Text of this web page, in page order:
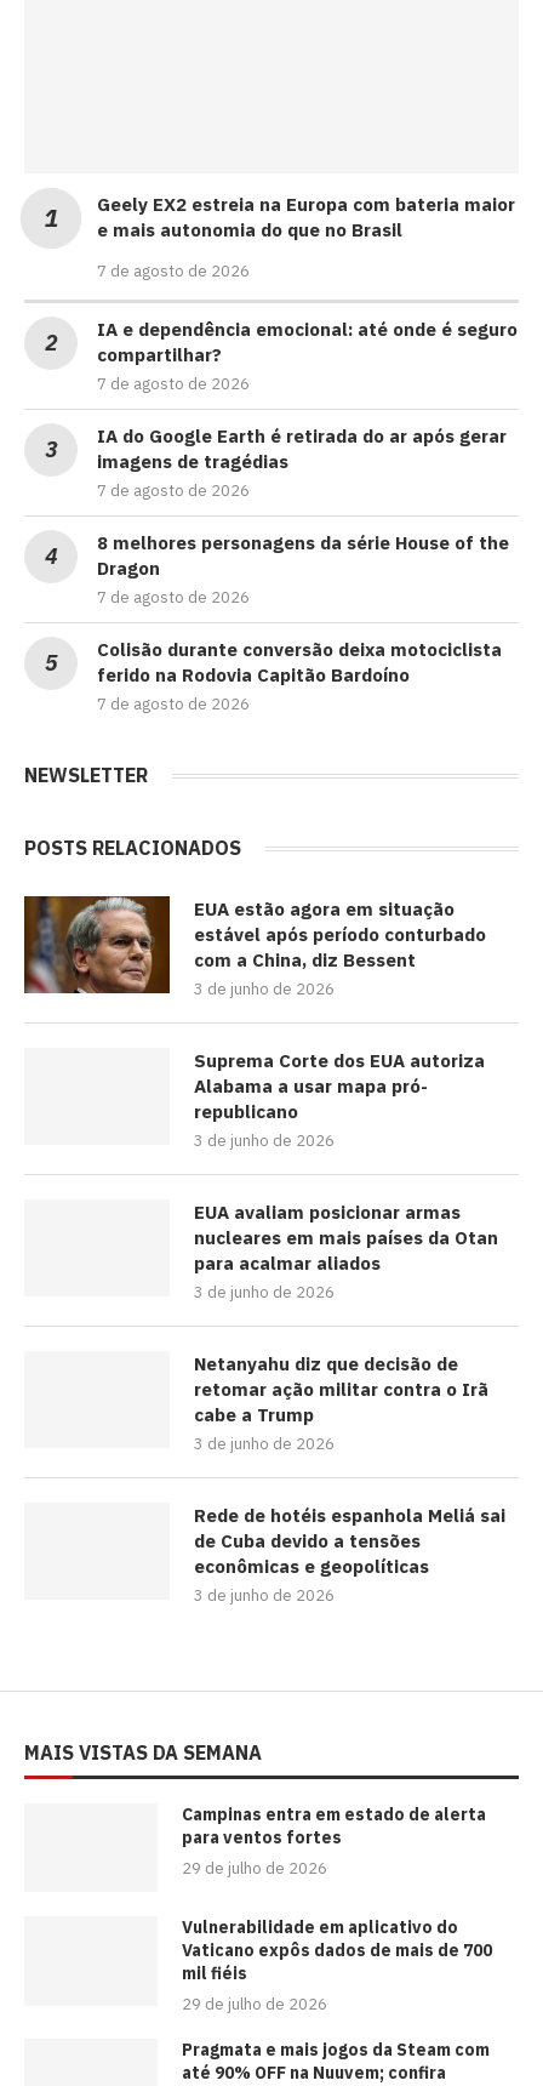
Geely EX2 estreia na Europa com bateria maior
e mais autonomia do que no Brasil
7 de agosto de 2026
IA e dependência emocional: até onde é seguro
compartilhar?
7 de agosto de 2026
IA do Google Earth é retirada do ar após gerar
imagens de tragédias
7 de agosto de 2026
8 melhores personagens da série House of the
Dragon
7 de agosto de 2026
Colisão durante conversão deixa motociclista
ferido na Rodovia Capitão Bardoíno
7 de agosto de 2026
NEWSLETTER
POSTS RELACIONADOS
EUA estão agora em situação
estável após período conturbado
com a China, diz Bessent
3 de junho de 2026
Suprema Corte dos EUA autoriza
Alabama a usar mapa pró-
republicano
3 de junho de 2026
EUA avaliam posicionar armas
nucleares em mais países da Otan
para acalmar aliados
3 de junho de 2026
Netanyahu diz que decisão de
retomar ação militar contra o Irã
cabe a Trump
3 de junho de 2026
Rede de hotéis espanhola Meliá sai
de Cuba devido a tensões
econômicas e geopolíticas
3 de junho de 2026
MAIS VISTAS DA SEMANA
Campinas entra em estado de alerta
para ventos fortes
29 de julho de 2026
Vulnerabilidade em aplicativo do
Vaticano expôs dados de mais de 700
mil fiéis
29 de julho de 2026
Pragmata e mais jogos da Steam com
até 90% OFF na Nuuvem; confira